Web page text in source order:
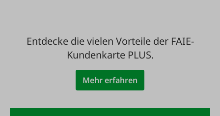
Entdecke die vielen Vorteile der FAIE-
Kundenkarte PLUS.
Mehr erfahren